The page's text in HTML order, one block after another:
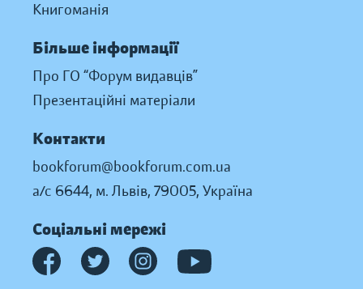
Книгоманія
Більше інформації
Про ГО “Форум видавців”
Презентаційні матеріали
Контакти
bookforum@bookforum.com.ua
а/с 6644, м. Львів, 79005, Україна
Соціальні мережі